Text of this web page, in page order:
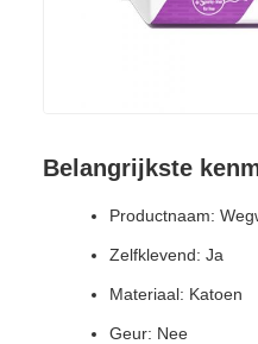
Belangrijkste
Productnaam:
Zelfklevend: Ja
Materiaal: Katoen
Geur: Nee